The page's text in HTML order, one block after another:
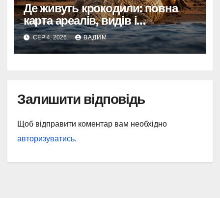
Де живуть крокодили: повна
карта ареалів, видів і
середовищ існування
СЕР 4, 2026 ВАДИМ
Залишити відповідь
Щоб відправити коментар вам необхідно
авторизуватись.